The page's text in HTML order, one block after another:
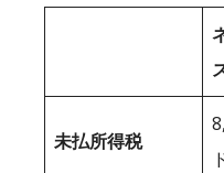
未払所得税